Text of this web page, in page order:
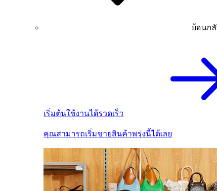
ย้อนก
เริ่มต้นใช้งานได้รวดเร็ว
คุณสามารถเริ่มขายสินค้าพรุ่งนี้ได้เลย